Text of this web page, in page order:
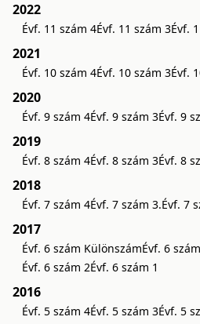
2022
Évf. 11 szám 4Évf. 11 szám 3Évf.
2021
Évf. 10 szám 4Évf. 10 szám 3Évf.
2020
Évf. 9 szám 4Évf. 9 szám 3Évf. 9
2019
Évf. 8 szám 4Évf. 8 szám 3Évf. 8
2018
Évf. 7 szám 4Évf. 7 szám 3.Évf. 7
2017
Évf. 6 szám KülönszámÉvf. 6
Évf. 6 szám 2Évf. 6 szám 1
2016
Évf. 5 szám 4Évf. 5 szám 3Évf. 5